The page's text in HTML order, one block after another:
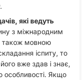
.
які ведуть
з міжнародним
також мовною
іспиту, то
вже здав і знає,
особливості. Якщо